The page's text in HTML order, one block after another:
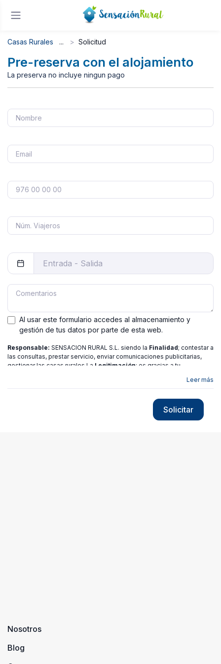
Casas Rurales Solicitud
Pre-reserva con el alojamiento
La preserva no incluye ningun pago
Al usar este formulario accedes al almacenamiento y
gestión de tus datos por parte de esta web.
Responsable: SENSACION RURAL S.L. siendo la Finalidad; contestar a
las consultas, prestar servicio, enviar comunicaciones publicitarias,
gestionar las casas rurales La Legitimación; es gracias a tu
de Acceso,
política de privacidad
Leer más
Solicitar
Nosotros
Blog